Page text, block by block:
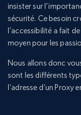
insister sur
sécurité. Ce besoin
l’accessibilité a fait
moyen pour les
Nous allons donc
sont les différents
l’adresse d’un Proxy